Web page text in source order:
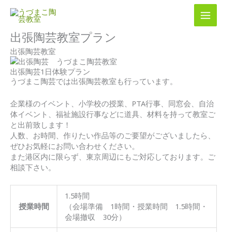
出張陶芸教室プラン
出張陶芸教室
出張陶芸1日体験プラン
うづまこ陶芸では出張陶芸教室も行っています。
企業様のイベント、小学校の授業、PTA行事、同窓会、自治
体イベント、福祉施設行事などに道具、材料を持って教室ご
と出前致します！
人数、お時間、作りたい作品等のご要望がございましたら、
ぜひお気軽にお問い合わせください。
また港区内に限らず、東京周辺にもご対応しております。ご
相談下さい。
授業時間
1.5時間
（会場準備 1時間・授業時間 1.5時間・
会場撤収 30分）